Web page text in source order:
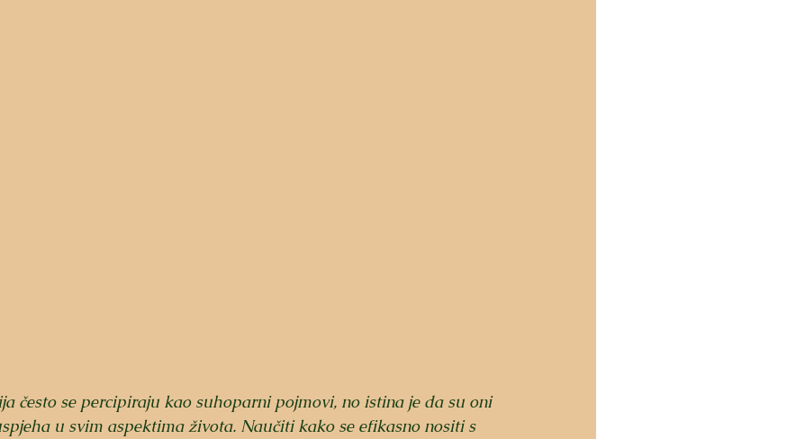
često se percipiraju kao suhoparni pojmovi, no istina je da su oni
u svim aspektima života. Naučiti kako se efikasno nositi s